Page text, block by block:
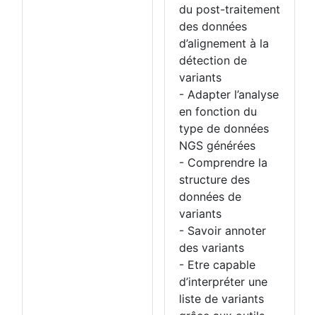
du post-traitement
des données
d’alignement à la
détection de
variants
- Adapter l’analyse
en fonction du
type de données
NGS générées
- Comprendre la
structure des
données de
variants
- Savoir annoter
des variants
- Etre capable
d’interpréter une
liste de variants